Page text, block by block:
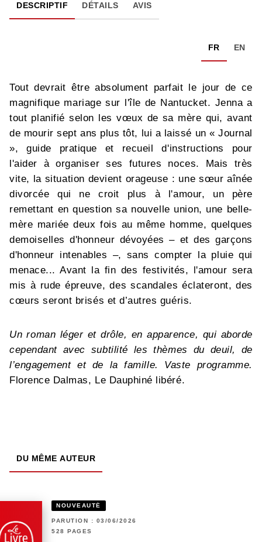
DESCRIPTIF DÉTAILS AVIS
FR EN
Tout devrait être absolument parfait le jour de ce
magnifique mariage sur l'île de Nantucket. Jenna a
tout planifié selon les vœux de sa mère qui, avant
de mourir sept ans plus tôt, lui a laissé un « Journal
», guide pratique et recueil d'instructions pour
l'aider à organiser ses futures noces. Mais très
vite, la situation devient orageuse : une sœur aînée
divorcée qui ne croit plus à l'amour, un père
remettant en question sa nouvelle union, une belle-
mère mariée deux fois au même homme, quelques
demoiselles d'honneur dévoyées – et des garçons
d'honneur intenables –, sans compter la pluie qui
menace... Avant la fin des festivités, l'amour sera
mis à rude épreuve, des scandales éclateront, des
cœurs seront brisés et d’autres guéris.
Un roman léger et drôle, en apparence, qui aborde
cependant avec subtilité les thèmes du deuil, de
l’engagement et de la famille. Vaste programme.
Florence Dalmas, Le Dauphiné libéré.
DU MÊME AUTEUR
NOUVEAUTÉ
PARUTION : 03/06/2026
528 PAGES